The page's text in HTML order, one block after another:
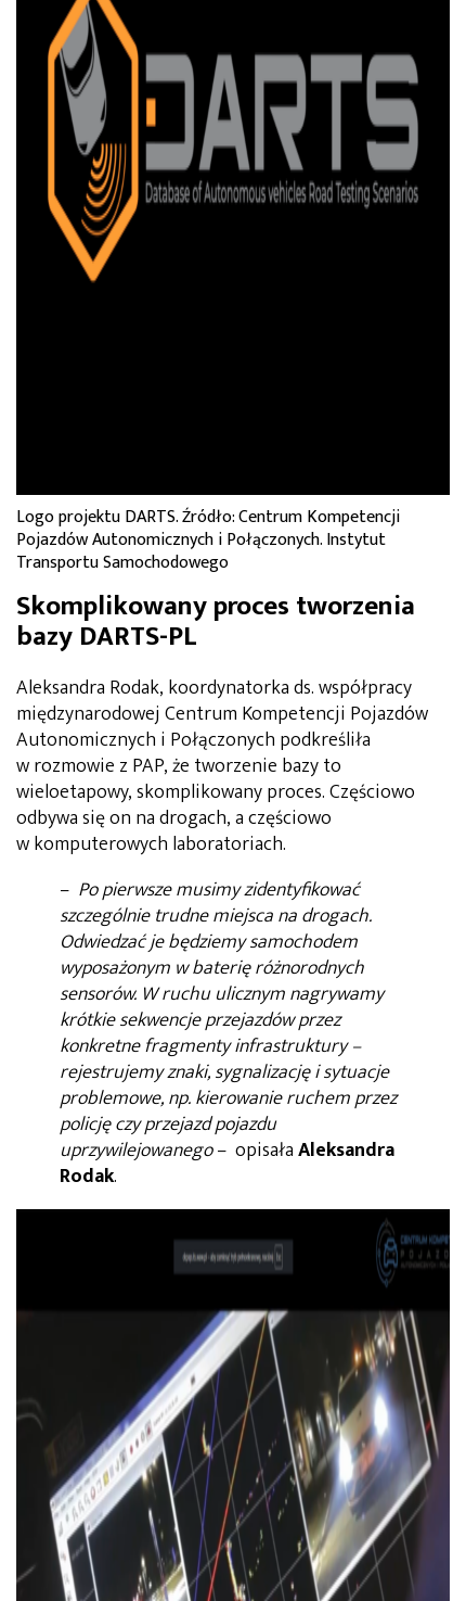
Logo projektu DARTS. Źródło: Centrum Kompetencji
Pojazdów Autonomicznych i Połączonych. Instytut
Transportu Samochodowego
Skomplikowany proces tworzenia
bazy DARTS-PL
Aleksandra Rodak, koordynatorka ds. współpracy
międzynarodowej Centrum Kompetencji Pojazdów
Autonomicznych i Połączonych podkreśliła
w rozmowie z PAP, że tworzenie bazy to
wieloetapowy, skomplikowany proces. Częściowo
odbywa się on na drogach, a częściowo
w komputerowych laboratoriach.
– Po pierwsze musimy zidentyfikować
szczególnie trudne miejsca na drogach.
Odwiedzać je będziemy samochodem
wyposażonym w baterię różnorodnych
sensorów. W ruchu ulicznym nagrywamy
krótkie sekwencje przejazdów przez
konkretne fragmenty infrastruktury –
rejestrujemy znaki, sygnalizację i sytuacje
problemowe, np. kierowanie ruchem przez
policję czy przejazd pojazdu
uprzywilejowanego– opisałaAleksandra
Rodak.